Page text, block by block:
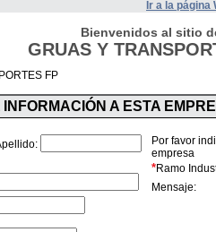
Ir a la página
Bienvenidos al sitio
GRUAS Y
FP
A ESTA
Por favor
empresa
*Ramo
Mensaje: